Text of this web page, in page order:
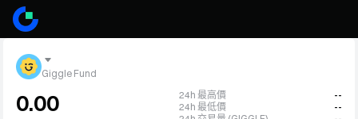
Giggle Fund
0.00 24h 最高價
--
24h 最低價
--